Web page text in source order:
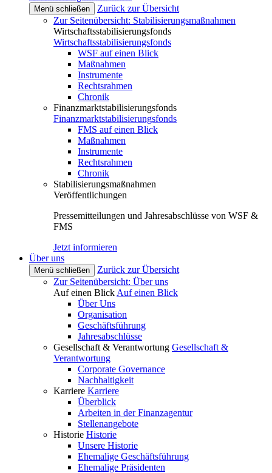
Menü schließen
Zurück zur Übersicht
Zur Seitenübersicht: Stabilisierungsmaßnahmen
Wirtschaftsstabilisierungsfonds
Wirtschaftsstabilisierungsfonds
WSF auf einen Blick
Maßnahmen
Instrumente
Rechtsrahmen
Chronik
Finanzmarktstabilisierungsfonds
Finanzmarktstabilisierungsfonds
FMS auf einen Blick
Maßnahmen
Instrumente
Rechtsrahmen
Chronik
Stabilisierungsmaßnahmen
Veröffentlichungen
Pressemitteilungen und Jahresabschlüsse von WSF &
FMS
Jetzt informieren
Über uns
Menü schließen
Zurück zur Übersicht
Zur Seitenübersicht: Über uns
Auf einen Blick Auf einen Blick
Über Uns
Organisation
Geschäftsführung
Jahresabschlüsse
Gesellschaft & Verantwortung Gesellschaft &
Verantwortung
Corporate Governance
Nachhaltigkeit
Karriere Karriere
Überblick
Arbeiten in der Finanzagentur
Stellenangebote
Historie Historie
Unsere Historie
Ehemalige Geschäftsführung
Ehemalige Präsidenten